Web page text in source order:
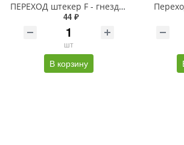
ПЕРЕХОД штекер F - гнездо TV REXANT
44 ₽
шт
В корзину